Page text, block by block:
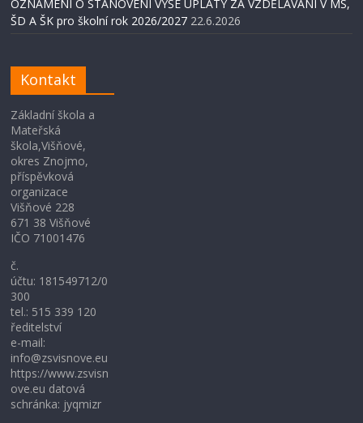
OZNÁMENÍ O STANOVENÍ VÝŠE ÚPLATY ZA VZDĚLÁVÁNÍ V MŠ,
ŠD A ŠK pro školní rok 2026/2027 22.6.2026
Kontakt
Základní škola a
Mateřská
škola,Višňové,
okres Znojmo,
příspěvková
organizace
Višňové 228
671 38 Višňové
IČO 71001476
č.
účtu: 181549712/0
300
tel.: 515 339 120
ředitelství
e-mail:
info@zsvisnove.eu
https://www.zsvisn
ove.eu datová
schránka: jyqmizr